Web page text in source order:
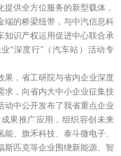
供全方位服务的新型载体，
端的桥梁纽带，与中汽信息科
知识产权运用促进中心联合承
“深度行”（汽车站）活动专
果，省工研院与省内企业深度
求，向省内大中小企业征集技
动中公开发布了我省重点企业
果推广应用，组织容创未来
、旗禾科技、泰斗微电子、
斯匹克等企业围绕新能源、智